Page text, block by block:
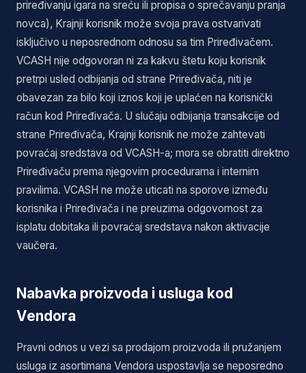
priređivanju igara na sreću ili propisa o sprečavanju pranja
novca), Krajnji korisnik može svoja prava ostvarivati
isključivo u neposrednom odnosu sa tim Priređivačem.
VCASH nije odgovoran ni za kakvu štetu koju korisnik
pretrpi usled odbijanja od strane Priređivača, niti je
obavezan za bilo koji iznos koji je uplaćen na korisnički
račun kod Priređivača. U slučaju odbijanja transakcije od
strane Priređivača, Krajnji korisnik ne može zahtevati
povraćaj sredstava od VCASH-a; mora se obratiti direktno
Priređivaču prema njegovim procedurama i internim
pravilima. VCASH ne može uticati na sporove između
korisnika i Priređivača i ne preuzima odgovornost za
isplatu dobitaka ili povraćaj sredstava nakon aktivacije
vaučera.
Nabavka proizvoda i usluga kod
Vendora
Pravni odnos u vezi sa prodajom proizvoda ili pružanjem
usluga iz asortimana Vendora uspostavlja se neposredno